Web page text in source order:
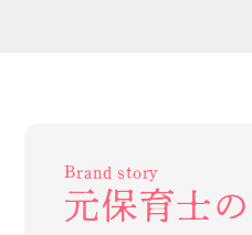
Brand story
元保育士の